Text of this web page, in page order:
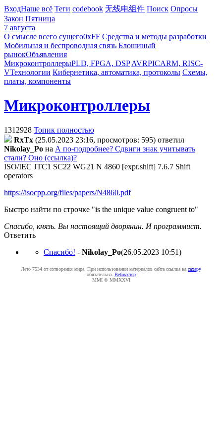
ВходНаше всё Теги codebook 无线电组件 Поиск Опросы
Закон Пятница
7 августа
О смысле всего сущего0xFF Средства и методы разработки
Мобильная и беспроводная связь Блошиный
рынокОбъявления
МикроконтроллерыPLD, FPGA, DSP AVRPICARM, RISC-
VТехнологии Кибернетика, автоматика, протоколы Схемы,
платы, компоненты
Микроконтроллеры
1312928 Топик полностью
RxTx (25.05.2023 23:16, просмотров: 595) ответил
Nikolay_Po на А по-подробнее? Сдвиги знак учитывать
стали? Оно (ссылка)?
ISO/IEC JTC1 SC22 WG21 N 4860 [expr.shift] 7.6.7 Shift
operators
https://isocpp.org/files/papers/N4860.pdf
Быстро найти по строчке "is the unique value congruent to"
Спасибо, князь. Вы настоящий дворянин. И программист.
Ответить
Спасибо! - Nikolay_Po(26.05.2023 10:51)
Лето 7534 от сотворения мира. При использовании материалов сайта ссылка на caxapу
обязательна. Вебмастер
MMI © MMXXVI